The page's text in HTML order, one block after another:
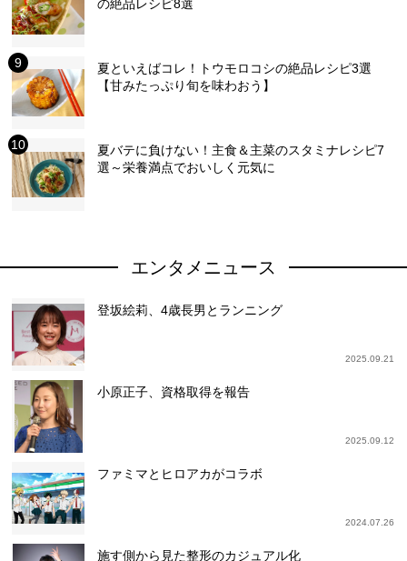
の絶品レシピ8選
夏といえばコレ！トウモロコシの絶品レシピ3選
【甘みたっぷり旬を味わおう】
夏バテに負けない！主食＆主菜のスタミナレシピ7
選～栄養満点でおいしく元気に
エンタメニュース
登坂絵莉、4歳長男とランニング
2025.09.21
小原正子、資格取得を報告
2025.09.12
ファミマとヒロアカがコラボ
2024.07.26
施す側から見た整形のカジュアル化